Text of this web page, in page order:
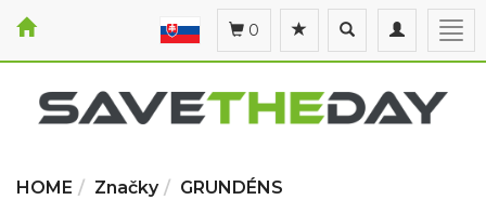
Toggle
navigation
Toggle
search
0
HOME Značky GRUNDÉNS